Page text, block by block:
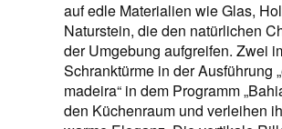
auf edle Materialien wie Glas,
Naturstein, die den natürlichen
der Umgebung aufgreifen. Zwei
Schranktürme in der Ausführung
madeira“ in dem Programm
den Küchenraum und verleihen